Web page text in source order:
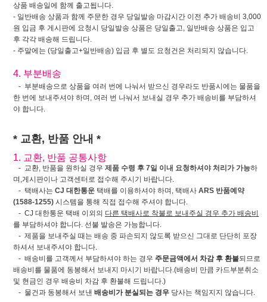
상품 배송일에 함께 출고됩니다.
- 일반배송 상품과 함께 주문한 경우 당일발송 마감시간 이전 추가 배송비 3,000
원 입금 후 게시판에 요청시 당일발송 상품은 당일출고, 일반배송 상품은 입고
후 각각 배송해 드립니다.
- 주말에는 (당일출고+일반배송) 입금 후 별도 요청건은 처리되지 않습니다.
4. 부분배송
- 부분배송으로 상품을 여러 번에 나눠서 받으신 경우라도 반품시에는 물품을
한 번에 보내주셔야 하며, 여러 번 나눠서 보내실 경우 추가 배송비를 부담하셔
야 합니다.
* 교환, 반품 안내 *
1. 교환, 반품 공통사항
- 교환, 반품을 원하실 경우 제품 수령 후 7일 이내 요청하셔야 처리가 가능하
며,게시판이나 고객센터로 접수해 주시기 바랍니다.
- 택배사는 CJ 대한통운 택배를 이용하셔야 하며, 택배사 ARS 반품예약
(1588-1255) 시스템을 통해 직접 접수해 주셔야 합니다.
- CJ 대한통운 택배 이외의 다른 택배사로 착불로 보내주실 경우 추가 배송비
를 부담하셔야 합니다. 선불 발송은 가능합니다.
- 제품을 보내주실 때는 배송 중 파손되지 않도록 받으신 그대로 단단히 포장
하셔서 보내주셔야 합니다.
- 배송비를 고객께서 부담하셔야 하는 경우 주문금액에서 차감 후 환불되므로
배송비를 물품에 동봉해서 보내지 마시기 바랍니다.(배송비 만큼 카드부분취소
및 현금인 경우 배송비 차감 후 환불해 드립니다.)
- 물건과 동봉해서 보낸 배송비가 분실되는 경우 당사는 책임지지 않습니다.